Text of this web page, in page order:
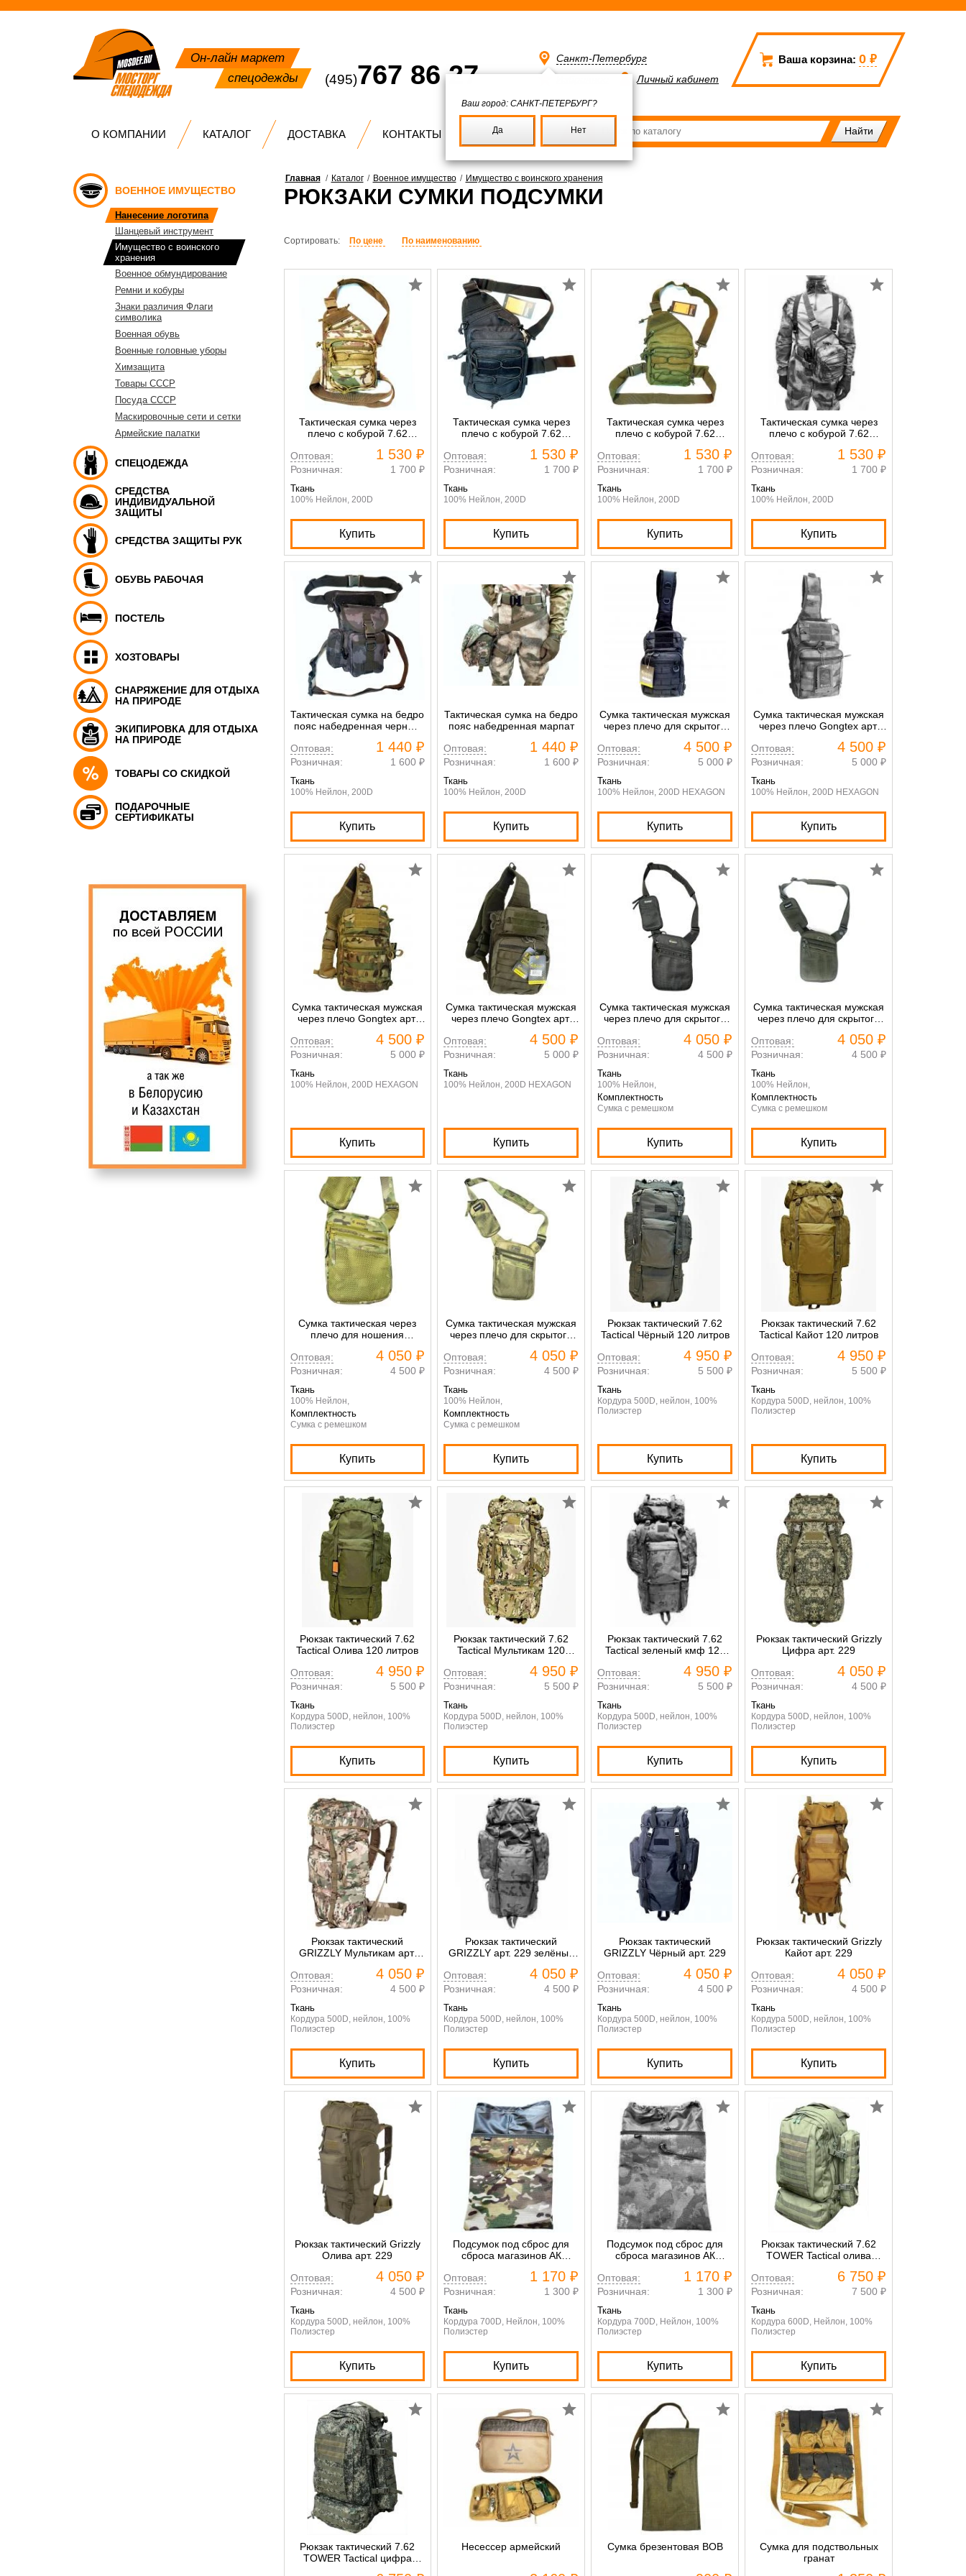
Он-лайн маркет
спецодежды
(495)767 86 27
Ваша корзина: 0 ₽
Санкт-Петербург
Ваш город: САНКТ-ПЕТЕРБУРГ?
Да Нет
Личный кабинет
О КОМПАНИИ КАТАЛОГ ДОСТАВКА КОНТАКТЫ
ВОЕННОЕ ИМУЩЕСТВО
Нанесение логотипа
Шанцевый инструмент
Имущество с воинского
хранения
Военное обмундирование
Ремни и кобуры
Знаки различия Флаги
символика
Военная обувь
Военные головные уборы
Химзащита
Товары СССР
Посуда СССР
Маскировочные сети и сетки
Армейские палатки
СПЕЦОДЕЖДА
СРЕДСТВА
ИНДИВИДУАЛЬНОЙ
ЗАЩИТЫ
СРЕДСТВА ЗАЩИТЫ РУК
ОБУВЬ РАБОЧАЯ
ПОСТЕЛЬ
ХОЗТОВАРЫ
СНАРЯЖЕНИЕ ДЛЯ ОТДЫХА
НА ПРИРОДЕ
ЭКИПИРОВКА ДЛЯ ОТДЫХА
НА ПРИРОДЕ
ТОВАРЫ СО СКИДКОЙ
ПОДАРОЧНЫЕ
СЕРТИФИКАТЫ
Главная / Каталог / Военное имущество / Имущество с воинского хранения
РЮКЗАКИ СУМКИ ПОДСУМКИ
Сортировать: По цене По наименованию
Тактическая сумка через
плечо с кобурой 7.62
Оптовая:
1 530 ₽
Розничная: 1 700 ₽
Ткань
100% Нейлон, 200D
Купить
Тактическая сумка через
плечо с кобурой 7.62
Оптовая:
1 530 ₽
Розничная: 1 700 ₽
Ткань
100% Нейлон, 200D
Купить
Тактическая сумка через
плечо с кобурой 7.62
Оптовая:
1 530 ₽
Розничная: 1 700 ₽
Ткань
100% Нейлон, 200D
Купить
Тактическая сумка через
плечо с кобурой 7.62
Оптовая:
1 530 ₽
Розничная: 1 700 ₽
Ткань
100% Нейлон, 200D
Купить
Тактическая сумка на бедро
пояс набедренная черный
Оптовая:
1 440 ₽
Розничная: 1 600 ₽
Ткань
100% Нейлон, 200D
Купить
Тактическая сумка на бедро
пояс набедренная марпат
Оптовая:
1 440 ₽
Розничная: 1 600 ₽
Ткань
100% Нейлон, 200D
Купить
Сумка тактическая мужская
через плечо для скрытого
арт. 0306 чёрный
Оптовая: 4 500 ₽
Розничная: 5 000 ₽
Ткань
100% Нейлон, 200D HEXAGON
Купить
Сумка тактическая мужская
через плечо Gongtex арт.
Оптовая:
4 500 ₽
Розничная: 5 000 ₽
Ткань
100% Нейлон, 200D HEXAGON
Купить
Сумка тактическая мужская
через плечо Gongtex арт.
Оптовая:
4 500 ₽
Розничная: 5 000 ₽
Ткань
100% Нейлон, 200D HEXAGON
Купить
Сумка тактическая мужская
через плечо Gongtex арт.
Оптовая:
4 500 ₽
Розничная: 5 000 ₽
Ткань
100% Нейлон, 200D HEXAGON
Купить
Сумка тактическая мужская
через плечо для скрытого
Gongtex Черный
Оптовая: 4 050 ₽
Розничная: 4 500 ₽
Ткань
100% Нейлон,
Комплектность
Сумка с ремешком
Купить
Сумка тактическая мужская
через плечо для скрытого
Gongtex Олива
Оптовая: 4 050 ₽
Розничная: 4 500 ₽
Ткань
100% Нейлон,
Комплектность
Сумка с ремешком
Купить
Сумка тактическая через
плечо для ношения
Shoulder Bag мультикам
Оптовая: 4 050 ₽
Розничная: 4 500 ₽
Ткань
100% Нейлон,
Комплектность
Сумка с ремешком
Купить
Сумка тактическая мужская
через плечо для скрытого
Gongtex Single Shoulder Bag
зеленый кмф
Оптовая: 4 050 ₽
Розничная: 4 500 ₽
Ткань
100% Нейлон,
Комплектность
Сумка с ремешком
Купить
Рюкзак тактический 7.62
Tactical Чёрный 120 литров
Оптовая:
4 950 ₽
Розничная: 5 500 ₽
Ткань
Кордура 500D, нейлон, 100%
Полиэстер
Купить
Рюкзак тактический 7.62
Tactical Кайот 120 литров
Оптовая:
4 950 ₽
Розничная: 5 500 ₽
Ткань
Кордура 500D, нейлон, 100%
Полиэстер
Купить
Рюкзак тактический 7.62
Tactical Олива 120 литров
Оптовая:
4 950 ₽
Розничная: 5 500 ₽
Ткань
Кордура 500D, нейлон, 100%
Полиэстер
Купить
Рюкзак тактический 7.62
Tactical Мультикам 120
Оптовая:
4 950 ₽
Розничная: 5 500 ₽
Ткань
Кордура 500D, нейлон, 100%
Полиэстер
Купить
Рюкзак тактический 7.62
Tactical зеленый кмф 120
Оптовая:
4 950 ₽
Розничная: 5 500 ₽
Ткань
Кордура 500D, нейлон, 100%
Полиэстер
Купить
Рюкзак тактический Grizzly
Цифра арт. 229
Оптовая:
4 050 ₽
Розничная: 4 500 ₽
Ткань
Кордура 500D, нейлон, 100%
Полиэстер
Купить
Рюкзак тактический
GRIZZLY Мультикам арт.
Оптовая:
4 050 ₽
Розничная: 4 500 ₽
Ткань
Кордура 500D, нейлон, 100%
Полиэстер
Купить
Рюкзак тактический
GRIZZLY арт. 229 зелёный
Оптовая:
4 050 ₽
Розничная: 4 500 ₽
Ткань
Кордура 500D, нейлон, 100%
Полиэстер
Купить
Рюкзак тактический
GRIZZLY Чёрный арт. 229
Оптовая:
4 050 ₽
Розничная: 4 500 ₽
Ткань
Кордура 500D, нейлон, 100%
Полиэстер
Купить
Рюкзак тактический Grizzly
Кайот арт. 229
Оптовая:
4 050 ₽
Розничная: 4 500 ₽
Ткань
Кордура 500D, нейлон, 100%
Полиэстер
Купить
Рюкзак тактический Grizzly
Олива арт. 229
Оптовая:
4 050 ₽
Розничная: 4 500 ₽
Ткань
Кордура 500D, нейлон, 100%
Полиэстер
Купить
Подсумок под сброс для
сброса магазинов АК
Оптовая:
1 170 ₽
Розничная: 1 300 ₽
Ткань
Кордура 700D, Нейлон, 100%
Полиэстер
Купить
Подсумок под сброс для
сброса магазинов АК
Оптовая:
1 170 ₽
Розничная: 1 300 ₽
Ткань
Кордура 700D, Нейлон, 100%
Полиэстер
Купить
Рюкзак тактический 7.62
TOWER Tactical олива
Оптовая:
6 750 ₽
Розничная: 7 500 ₽
Ткань
Кордура 600D, Нейлон, 100%
Полиэстер
Купить
Рюкзак тактический 7.62
TOWER Tactical цифра
Несессер армейский Сумка брезентовая ВОВ
Сумка для подствольных
гранат